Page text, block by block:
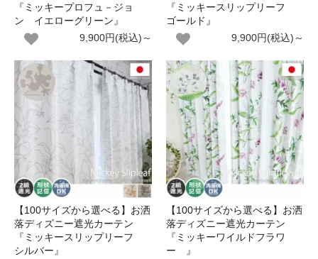
『ミッキープロフュ－ジョ
ン イエローグリーン』
9,900円(税込)～
『ミッキースリップリーフ
ゴールド』
9,900円(税込)～
【100サイズから選べる】お洒
落ディズニー遮光カーテン
『ミッキースリップリーフ
シルバー』
【100サイズから選べる】お洒
落ディズニー遮光カーテン
『ミッキーワイルドフラワ
ー 』